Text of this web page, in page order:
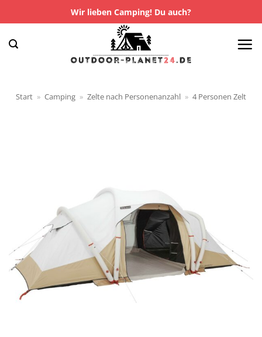
Inhalt
springen
Wir lieben Camping! Du auch?
Start » Camping » Zelte nach Personenanzahl » 4 Personen Zelt